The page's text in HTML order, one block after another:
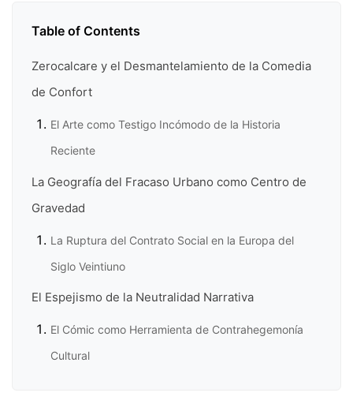
Table of Contents
Zerocalcare y el Desmantelamiento de la Comedia
de Confort
El Arte como Testigo Incómodo de la Historia
Reciente
La Geografía del Fracaso Urbano como Centro de
Gravedad
La Ruptura del Contrato Social en la Europa del
Siglo Veintiuno
El Espejismo de la Neutralidad Narrativa
El Cómic como Herramienta de Contrahegemonía
Cultural